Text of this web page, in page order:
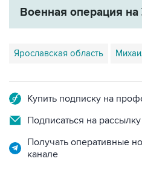
Военная операция на
Ярославская область
Купить подписку на
Подписаться на
Получать оперативные
канале